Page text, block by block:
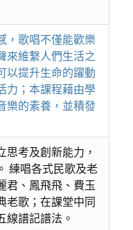
，歌唱不僅能歡樂
來維繫人們生活之
以提升生命的躍動
力；本課程藉由學
樂的素養，並積發
思考及創新能力，
練唱各式民歌及老
君、鳳飛飛、費玉
老歌；在課堂中同
線譜記譜法。